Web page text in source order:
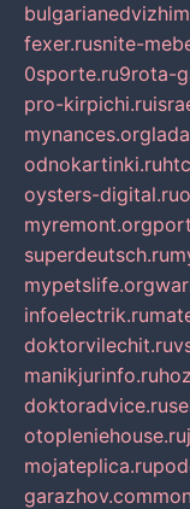
fexer.rusnite-
0sporte.ru9rota-
pro-kirpichi.ru
mynances.org
odnokartinki.ru
oysters-digital.ru
myremont.org
superdeutsch.ru
mypetslife.org
infoelectrik.ru
doktorvilechit.ru
manikjurinfo.ru
doktoradvice.ru
otopleniehouse.ru
mojateplica.ru
garazhov.com